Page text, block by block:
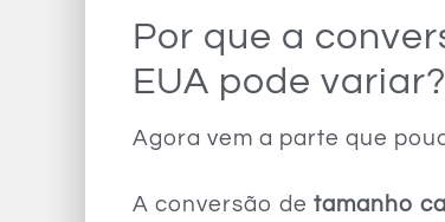
Por que a
EUA pode variar?
Agora vem a parte que
A conversão de tamanho